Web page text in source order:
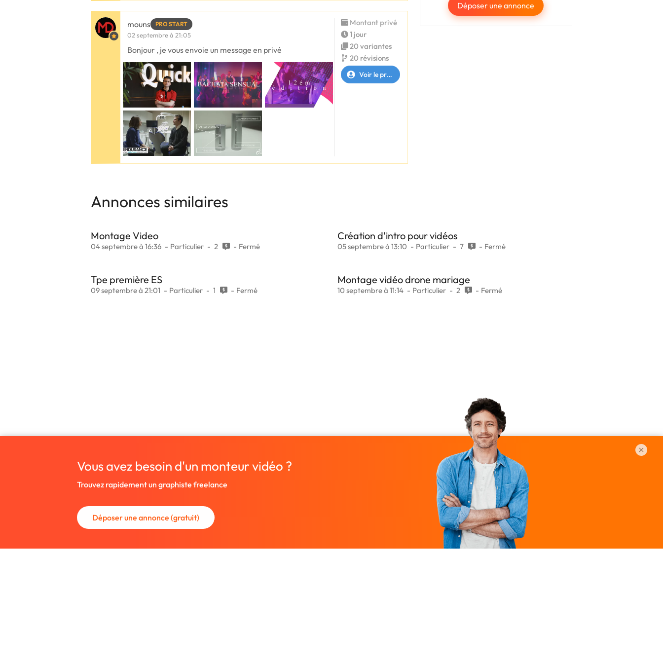
Déposer une annonce
mouns PRO START
02 septembre à 21:05
Bonjour , je vous envoie un message en privé
Montant privé
1 jour
20 variantes
20 révisions
Voir le profil
Annonces similaires
Montage Video
04 septembre à 16:36 Particulier 2 Fermé
Création d'intro pour vidéos
05 septembre à 13:10 Particulier 7 Fermé
Tpe première ES
09 septembre à 21:01 Particulier 1 Fermé
Montage vidéo drone mariage
10 septembre à 11:14 Particulier 2 Fermé
Vous avez besoin d'un monteur vidéo ?
Trouvez rapidement un graphiste freelance
Déposer une annonce (gratuit)